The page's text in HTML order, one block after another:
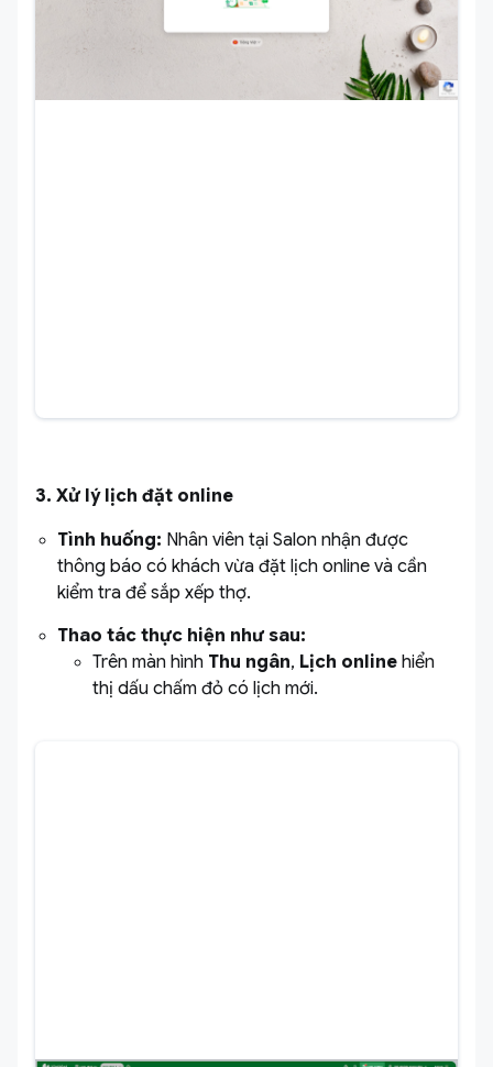
3. Xử lý lịch đặt online
Tình huống: Nhân viên tại Salon nhận được
thông báo có khách vừa đặt lịch online và cần
kiểm tra để sắp xếp thợ.
Thao tác thực hiện như sau:
Trên màn hình Thu ngân, Lịch online hiển
thị dấu chấm đỏ có lịch mới.